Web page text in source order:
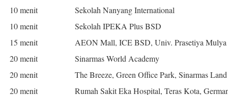
10 menit
Sekolah Nanyang International
10 menit
Sekolah IPEKA Plus BSD
15 menit
AEON Mall, ICE BSD, Univ. Prasetiya Mulya
20 menit
Sinarmas World Academy
20 menit
The Breeze, Green Office Park, Sinarmas
20 menit
Rumah Sakit Eka Hospital, Teras Kota,